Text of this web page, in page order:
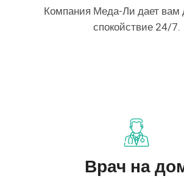
Компания Меда-Ли дает вам
спокойствие 24/7.
Врач на